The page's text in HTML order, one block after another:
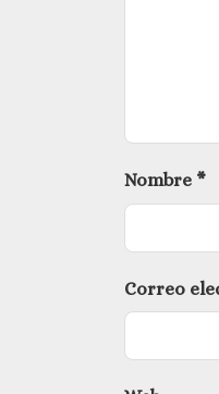
Nombre *
Correo